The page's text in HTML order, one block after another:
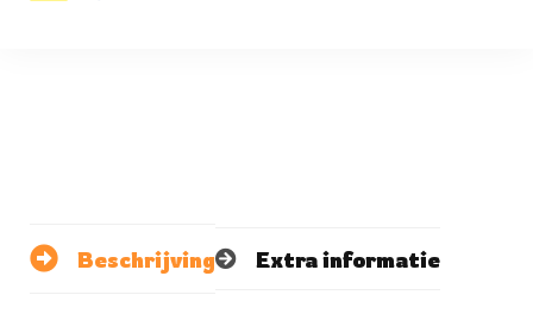
Beschrijving Extra informatie